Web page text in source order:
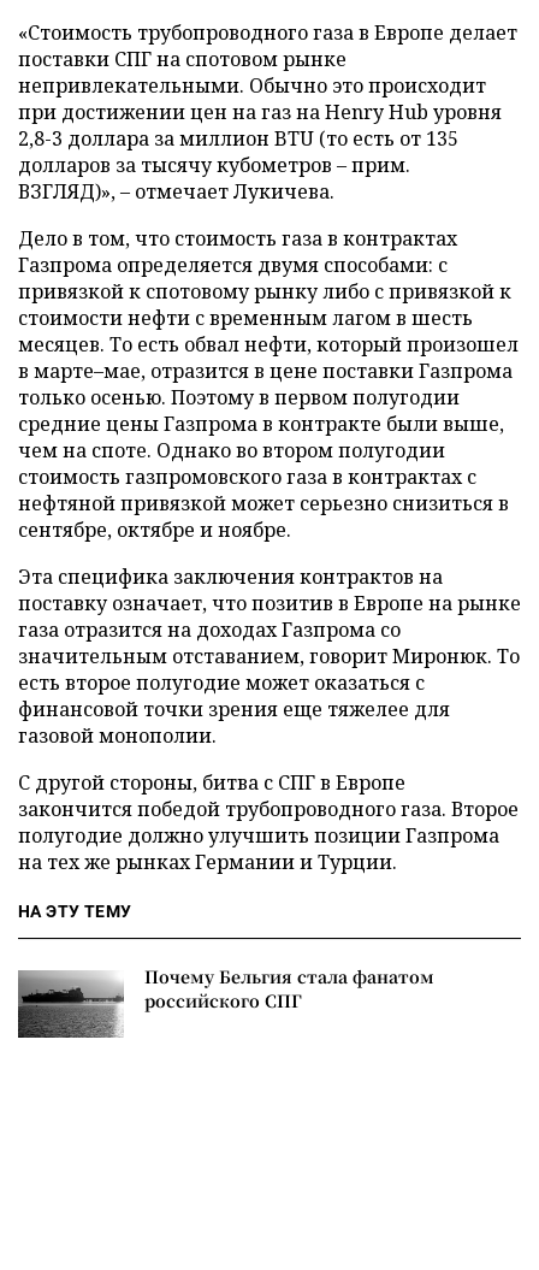
«Стоимость трубопроводного газа в Европе делает
поставки СПГ на спотовом рынке
непривлекательными. Обычно это происходит
при достижении цен на газ на Henry Hub уровня
2,8-3 доллара за миллион BTU (то есть от 135
долларов за тысячу кубометров – прим.
ВЗГЛЯД)», – отмечает Лукичева.
Дело в том, что стоимость газа в контрактах
Газпрома определяется двумя способами: с
привязкой к спотовому рынку либо с привязкой к
стоимости нефти с временным лагом в шесть
месяцев. То есть обвал нефти, который произошел
в марте–мае, отразится в цене поставки Газпрома
только осенью. Поэтому в первом полугодии
средние цены Газпрома в контракте были выше,
чем на споте. Однако во втором полугодии
стоимость газпромовского газа в контрактах с
нефтяной привязкой может серьезно снизиться в
сентябре, октябре и ноябре.
Эта специфика заключения контрактов на
поставку означает, что позитив в Европе на рынке
газа отразится на доходах Газпрома со
значительным отставанием, говорит Миронюк. То
есть второе полугодие может оказаться с
финансовой точки зрения еще тяжелее для
газовой монополии.
С другой стороны, битва с СПГ в Европе
закончится победой трубопроводного газа. Второе
полугодие должно улучшить позиции Газпрома
на тех же рынках Германии и Турции.
НА ЭТУ ТЕМУ
Почему Бельгия стала фанатом
российского СПГ